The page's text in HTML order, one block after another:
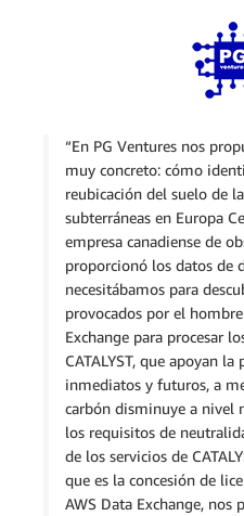
“En PG Ventures nos
muy concreto: cómo
reubicación del suelo de
subterráneas en Europa
empresa canadiense de
proporcionó los datos de
necesitábamos para
provocados por el
Exchange para procesar
CATALYST, que apoyan
inmediatos y futuros, a
carbón disminuye a nivel
los requisitos de
de los servicios de
que es la concesión de
AWS Data Exchange,